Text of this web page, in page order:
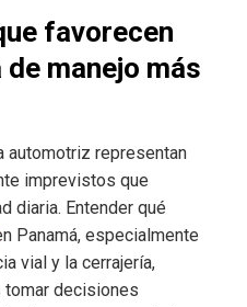
favorecen
manejo más
automotriz representan
imprevistos que
diaria. Entender qué
Panamá, especialmente
vial y la cerrajería,
decisiones